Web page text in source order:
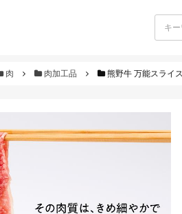
肉 肉加工品 熊野牛 万能スライ